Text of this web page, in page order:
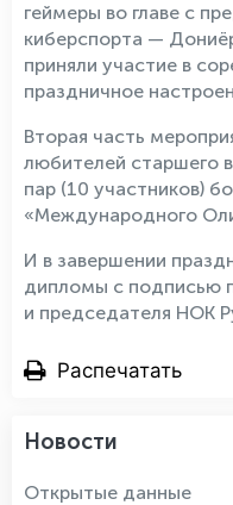
геймеры во главе с
киберспорта —
приняли участие в
праздничное
Вторая часть
любителей старшего
пар (10 участников)
«Международного
И в завершении
дипломы с подписью
и председателя НОК
Распечатать
Новости
Открытые данные